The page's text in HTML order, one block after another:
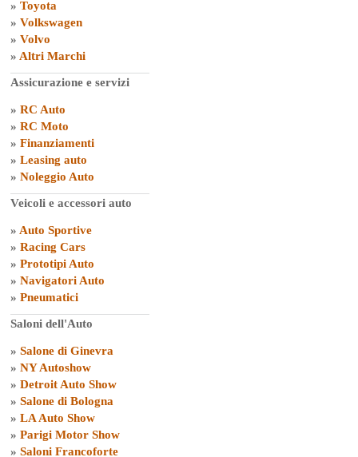
» Toyota
» Volkswagen
» Volvo
» Altri Marchi
Assicurazione e servizi
» RC Auto
» RC Moto
» Finanziamenti
» Leasing auto
» Noleggio Auto
Veicoli e accessori auto
» Auto Sportive
» Racing Cars
» Prototipi Auto
» Navigatori Auto
» Pneumatici
Saloni dell'Auto
» Salone di Ginevra
» NY Autoshow
» Detroit Auto Show
» Salone di Bologna
» LA Auto Show
» Parigi Motor Show
» Saloni Francoforte